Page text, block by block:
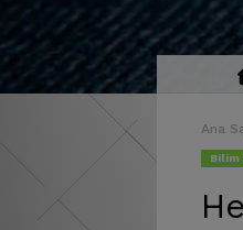
Ana
Bilim